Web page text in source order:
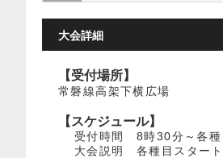
大会詳細
【受付場所】
常磐線高架下横広場
【スケジュール】
受付時間 8時30分～各種
大会説明 各種目スター